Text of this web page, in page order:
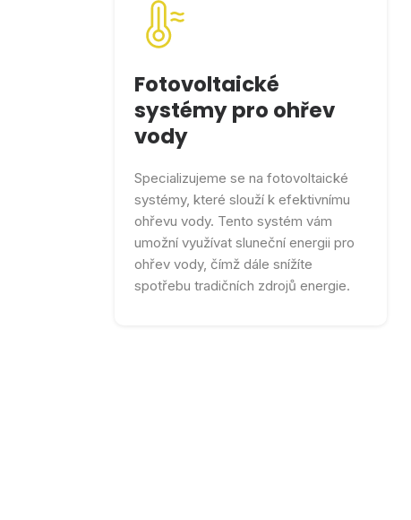
Fotovoltaické
systémy pro ohřev
vody
Specializujeme se na fotovoltaické
systémy, které slouží k efektivnímu
ohřevu vody. Tento systém vám
umožní využívat sluneční energii pro
ohřev vody, čímž dále snížíte
spotřebu tradičních zdrojů energie.